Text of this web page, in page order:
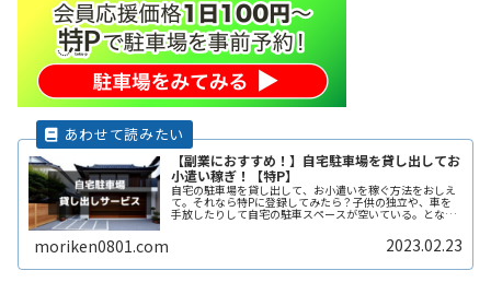
【副業におすすめ！】自宅駐車場を貸し出してお
小遣い稼ぎ！【特P】
自宅の駐車場を貸し出して、お小遣いを稼ぐ方法をおしえ
て。それなら特Pに登録してみたら？子供の独立や、車を
手放したりして自宅の駐車スペースが空いている。となり
貸すと副収入になると聞いたことがReadMore...
moriken0801.com 2023.02.23